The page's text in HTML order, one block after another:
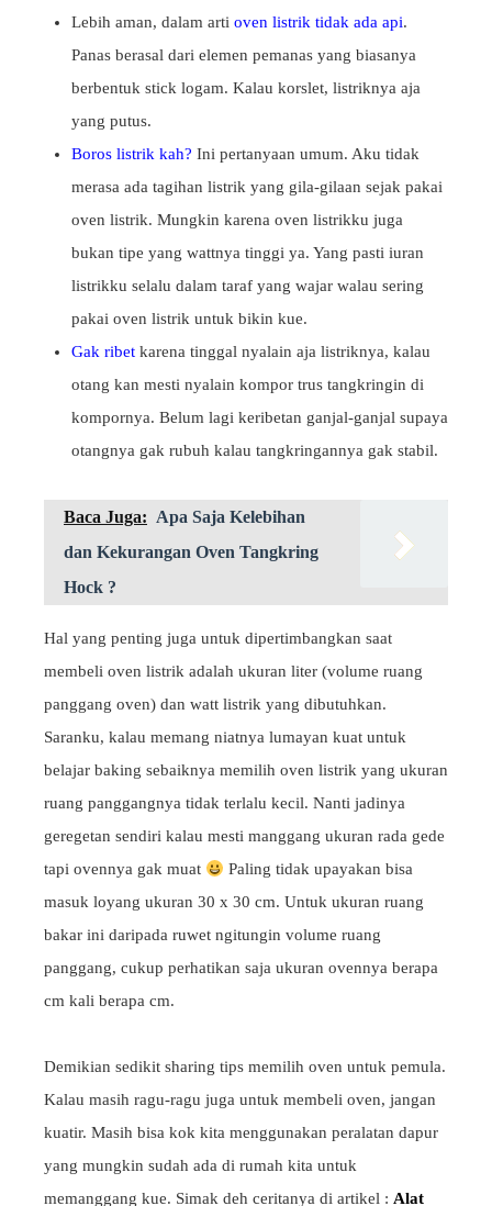
Lebih aman, dalam arti oven listrik tidak ada api.
Panas berasal dari elemen pemanas yang biasanya
berbentuk stick logam. Kalau korslet, listriknya aja
yang putus.
Boros listrik kah? Ini pertanyaan umum. Aku tidak
merasa ada tagihan listrik yang gila-gilaan sejak pakai
oven listrik. Mungkin karena oven listrikku juga
bukan tipe yang wattnya tinggi ya. Yang pasti iuran
listrikku selalu dalam taraf yang wajar walau sering
pakai oven listrik untuk bikin kue.
Gak ribet karena tinggal nyalain aja listriknya, kalau
otang kan mesti nyalain kompor trus tangkringin di
kompornya. Belum lagi keribetan ganjal-ganjal supaya
otangnya gak rubuh kalau tangkringannya gak stabil.
Baca Juga: Apa Saja Kelebihan
dan Kekurangan Oven Tangkring
Hock ?
Hal yang penting juga untuk dipertimbangkan saat
membeli oven listrik adalah ukuran liter (volume ruang
panggang oven) dan watt listrik yang dibutuhkan.
Saranku, kalau memang niatnya lumayan kuat untuk
belajar baking sebaiknya memilih oven listrik yang ukuran
ruang panggangnya tidak terlalu kecil. Nanti jadinya
geregetan sendiri kalau mesti manggang ukuran rada gede
tapi ovennya gak muat
Paling tidak upayakan bisa
masuk loyang ukuran 30 x 30 cm. Untuk ukuran ruang
bakar ini daripada ruwet ngitungin volume ruang
panggang, cukup perhatikan saja ukuran ovennya berapa
cm kali berapa cm.
Demikian sedikit sharing tips memilih oven untuk pemula.
Kalau masih ragu-ragu juga untuk membeli oven, jangan
kuatir. Masih bisa kok kita menggunakan peralatan dapur
yang mungkin sudah ada di rumah kita untuk
memanggang kue. Simak deh ceritanya di artikel : Alat